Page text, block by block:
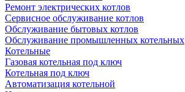
Ремонт электрических котлов
Сервисное обслуживание котлов
Обслуживание бытовых котлов
Обслуживание промышленных котельных
Котельные
Газовая котельная под ключ
Котельная под ключ
Автоматизация котельной